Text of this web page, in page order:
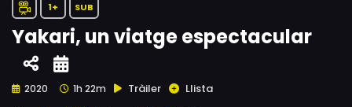
1+ SUB
Yakari, un viatge espectacular
2020 1h 22m Tràiler Llista